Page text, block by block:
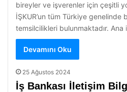
bireyler ve işverenler için çeşitli
İŞKUR’un tüm Türkiye genelinde
temsilcilikleri bulunmaktadır. Ana
Devamını Oku
25 Ağustos 2024
İş Bankası İletişim